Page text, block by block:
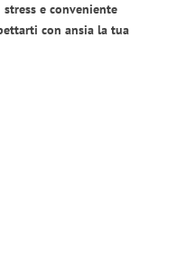
e conveniente
con ansia la tua